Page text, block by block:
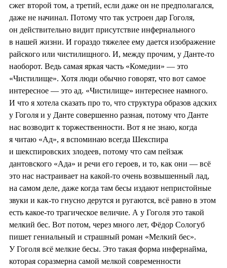
сжег второй том, а третий, если даже он не предполагался,
даже не начинал. Потому что так устроен дар Гоголя,
он действительно видит присутствие инфернального
в нашей жизни. И гораздо тяжелее ему дается изображение
райского или чистилищного. И, между прочим, у Данте-то
наоборот. Ведь самая яркая часть «Комедии» — это
«Чистилище». Хотя люди обычно говорят, что вот самое
интересное — это ад. «Чистилище» интереснее намного.
И что я хотела сказать про то, что структура образов адских
у Гоголя и у Данте совершенно разная, потому что Данте
нас возводит к торжественности. Вот я не знаю, когда
я читаю «Ад», я вспоминаю всегда Шекспира
и шекспировских злодеев, потому что сам пейзаж
дантовского «Ада» и речи его героев, и то, как они — всё
это нас настраивает на какой-то очень возвышенный лад,
на самом деле, даже когда там бесы издают непристойные
звуки и как-то гнусно дерутся и ругаются, всё равно в этом
есть какое-то трагическое величие. А у Гоголя это такой
мелкий бес. Вот потом, через много лет, Фёдор Сологуб
пишет гениальный и страшный роман «Мелкий бес».
У Гоголя всё мелкие бесы. Это такая форма инфернайма,
которая соразмерна самой мелкой современности